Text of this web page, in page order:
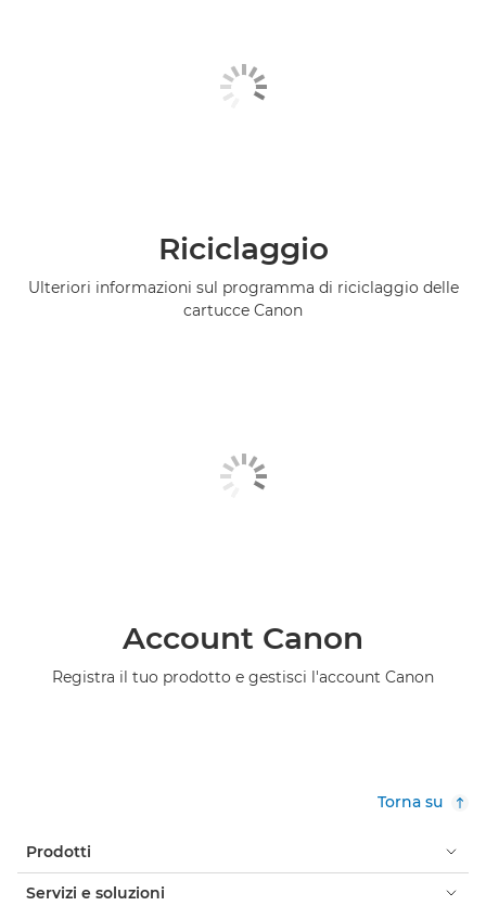
Riciclaggio
Ulteriori informazioni sul programma di riciclaggio delle
cartucce Canon
Account Canon
Registra il tuo prodotto e gestisci l'account Canon
Torna su
Prodotti
Servizi e soluzioni